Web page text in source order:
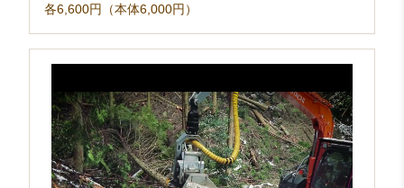
各6,600円（本体6,000円）